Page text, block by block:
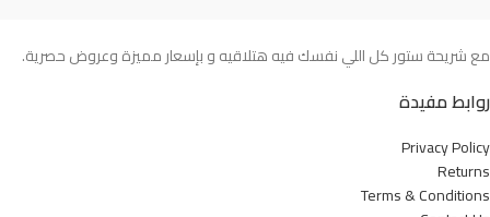
- يوقف رائحة الفم الكريهة من أجل الحفاظ
على صحة فمك.
مع شريحة ستور كل اللي نفسك فيه هتلاقيه و بإسعار مميزة وعروض حصرية.
روابط مفيدة
Privacy Policy
Returns
Terms & Conditions